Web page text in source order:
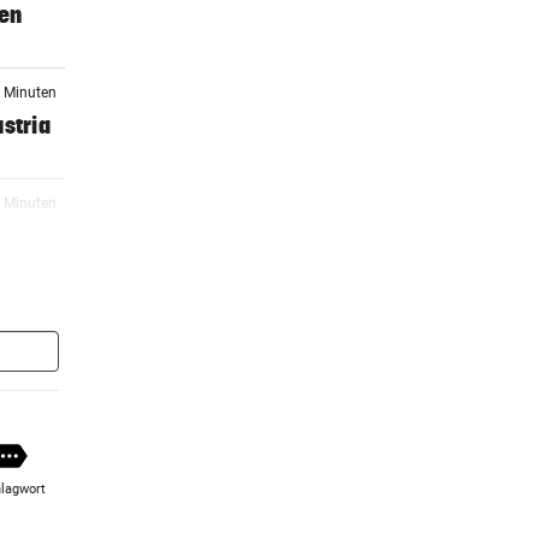
Minuten
Minuten
Stunde